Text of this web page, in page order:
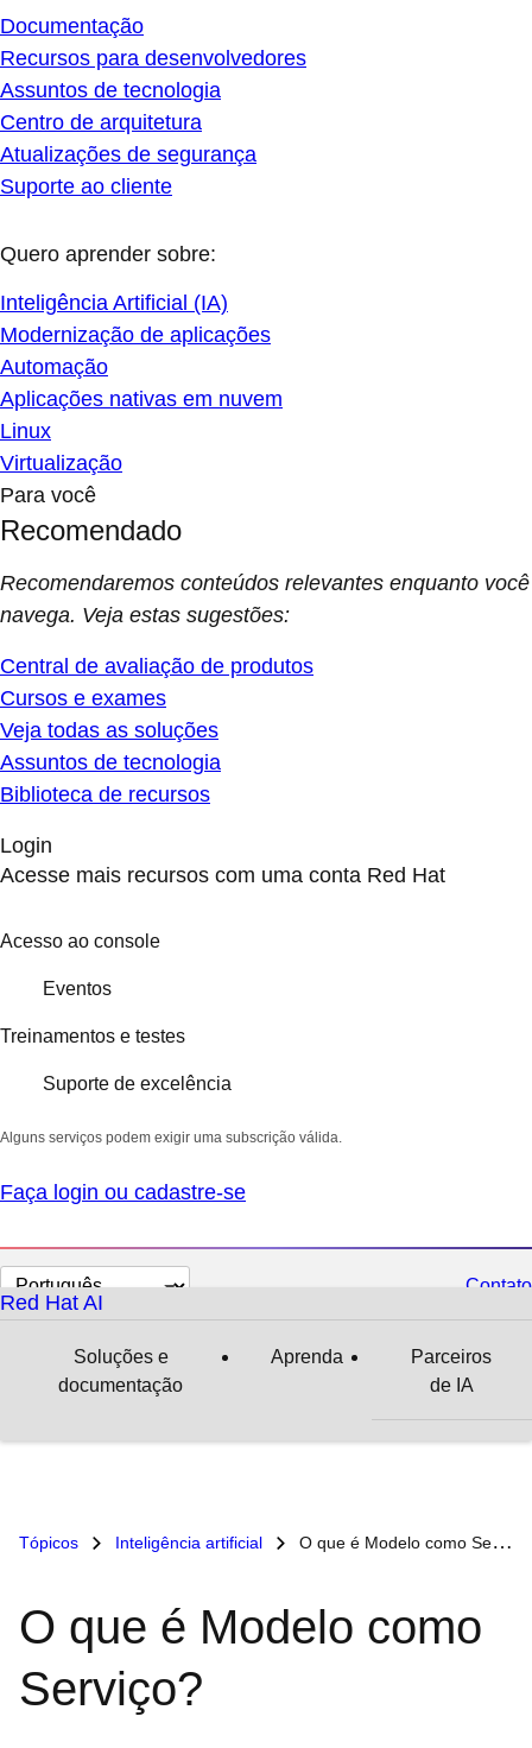
Documentação
Recursos para desenvolvedores
Assuntos de tecnologia
Centro de arquitetura
Atualizações de segurança
Suporte ao cliente
Quero aprender sobre:
Inteligência Artificial (IA)
Modernização de aplicações
Automação
Aplicações nativas em nuvem
Linux
Virtualização
Para você
Recomendado
Recomendaremos conteúdos relevantes enquanto você
navega. Veja estas sugestões:
Central de avaliação de produtos
Cursos e exames
Veja todas as soluções
Assuntos de tecnologia
Biblioteca de recursos
Login
Acesse mais recursos com uma conta Red Hat
Acesso ao console
Eventos
Treinamentos e testes
Suporte de excelência
Alguns serviços podem exigir uma subscrição válida.
Faça login ou cadastre-se
Selecionar
idioma
Contato
Red Hat AI
Soluções e
documentação
Aprenda
Parceiros
de IA
Tópicos Inteligência artificial O que é Modelo como Serviço?
O que é Modelo como
Serviço?